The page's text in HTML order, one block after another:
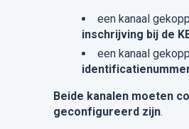
een kanaal
inschrijving bij de
een kanaal
Beide kanalen moeten
geconfigureerd zijn.